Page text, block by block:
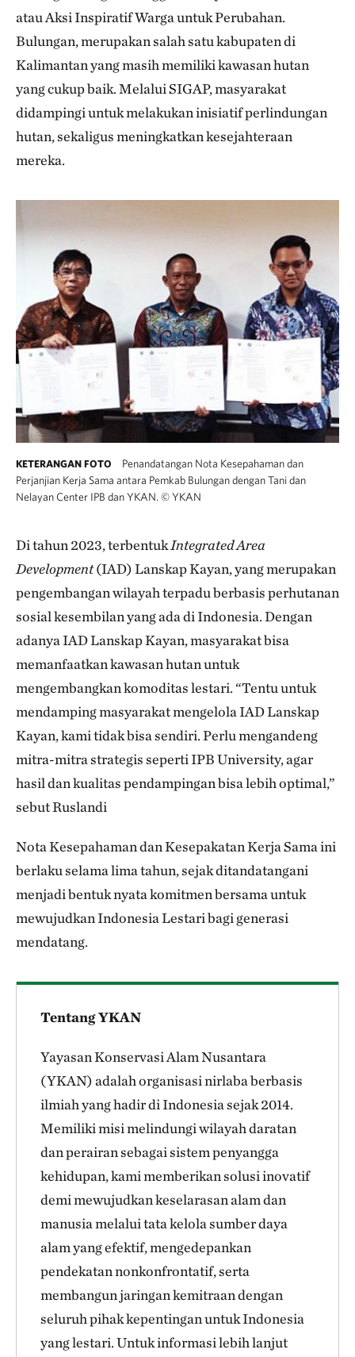
atau Aksi Inspiratif Warga untuk Perubahan.
Bulungan, merupakan salah satu kabupaten di
Kalimantan yang masih memiliki kawasan hutan
yang cukup baik. Melalui SIGAP, masyarakat
didampingi untuk melakukan inisiatif perlindungan
hutan, sekaligus meningkatkan kesejahteraan
mereka.
KETERANGAN FOTO
Penandatangan Nota Kesepahaman dan
Perjanjian Kerja Sama antara Pemkab Bulungan dengan Tani dan
Nelayan Center IPB dan YKAN. ©YKAN
Di tahun 2023, terbentuk Integrated Area
Development(IAD) Lanskap Kayan, yang merupakan
pengembangan wilayah terpadu berbasis perhutanan
sosial kesembilan yang ada di Indonesia. Dengan
adanya IAD Lanskap Kayan, masyarakat bisa
memanfaatkan kawasan hutan untuk
mengembangkan komoditas lestari. “Tentu untuk
mendamping masyarakat mengelola IAD Lanskap
Kayan, kami tidak bisa sendiri. Perlu mengandeng
mitra-mitra strategis seperti IPB University, agar
hasil dan kualitas pendampingan bisa lebih optimal,”
sebut Ruslandi
Nota Kesepahaman dan Kesepakatan Kerja Sama ini
berlaku selama lima tahun, sejak ditandatangani
menjadi bentuk nyata komitmen bersama untuk
mewujudkan Indonesia Lestari bagi generasi
mendatang.
Tentang YKAN
Yayasan Konservasi Alam Nusantara
(YKAN) adalah organisasi nirlaba berbasis
ilmiah yang hadir di Indonesia sejak 2014.
Memiliki misi melindungi wilayah daratan
dan perairan sebagai sistem penyangga
kehidupan, kami memberikan solusi inovatif
demi mewujudkan keselarasan alam dan
manusia melalui tata kelola sumber daya
alam yang efektif, mengedepankan
pendekatan nonkonfrontatif, serta
membangun jaringan kemitraan dengan
seluruh pihak kepentingan untuk Indonesia
yang lestari. Untuk informasi lebih lanjut